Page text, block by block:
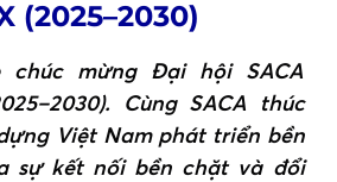
(2025–2030)
chúc mừng Đại hội SACA
Cùng SACA thúc
Việt Nam phát triển bền
sự kết nối bền chặt và đổi